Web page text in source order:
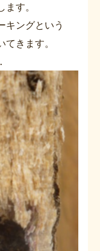
す。
キングという
きます。